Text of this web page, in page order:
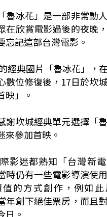
魯冰花」是一部非常動
在欣賞電影過後的夜晚
忘記這部台灣電影。
經典國片「魯冰花」，
數位修復後，17日於坎
映」。
謝坎城經典單元選擇「
來參加首映。
影迷都熟知「台灣新
時仍有一些電影導演使
的方式創作，例如
年創下絕佳票房，而且
日。